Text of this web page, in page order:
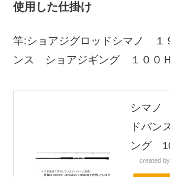
使用した仕掛け
竿:ショアジグロッドシマノ １
ンス ショアジギング １００Ｈ
シマノ
ドバ
ング
created by